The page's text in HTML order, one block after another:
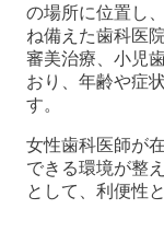
の場所に位置し
ね備えた歯科医
審美治療、小児
おり、年齢や症
す。
女性歯科医師が
できる環境が整
として、利便性